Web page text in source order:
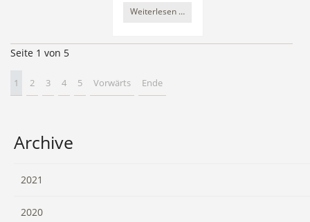
Weiterlesen …
dem
Seite 1 von 5
1 2 3 4 5 Vorwärts Ende
Archive
2021
2020